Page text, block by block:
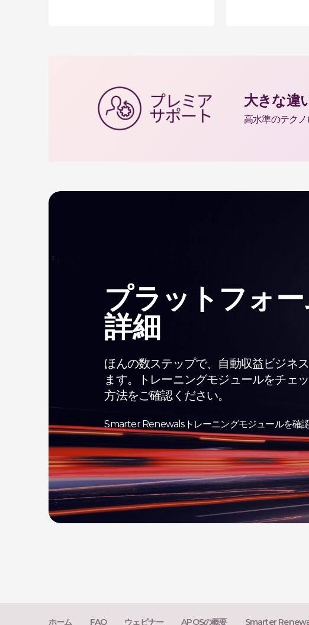
大きな違
高水準のテク
プラットフォ
詳細
ほんの数ステップで、自動収益ビジネ
ます。トレーニングモジュールをチェ
方法をご確認ください。
Smarter Renewalsトレーニングモジュールを確
ホーム FAQ ウェビナー APOSの概要 Smarter